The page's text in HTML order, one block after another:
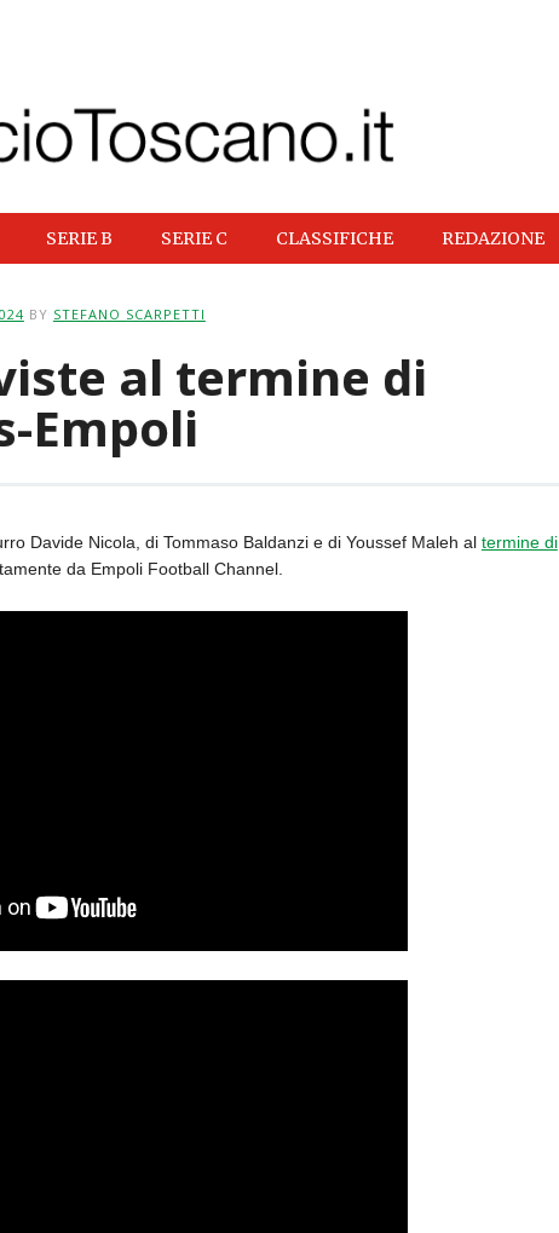
SERIE B SERIE C CLASSIFICHE REDAZIONE
BY STEFANO SCARPETTI
al termine di
Empoli
Davide Nicola, di Tommaso Baldanzi e di Youssef Maleh al termine di
da Empoli Football Channel.